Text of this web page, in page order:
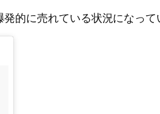
的に売れている状況になって